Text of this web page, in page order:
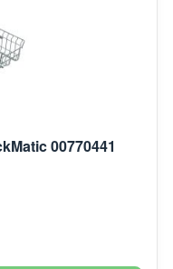
00770441